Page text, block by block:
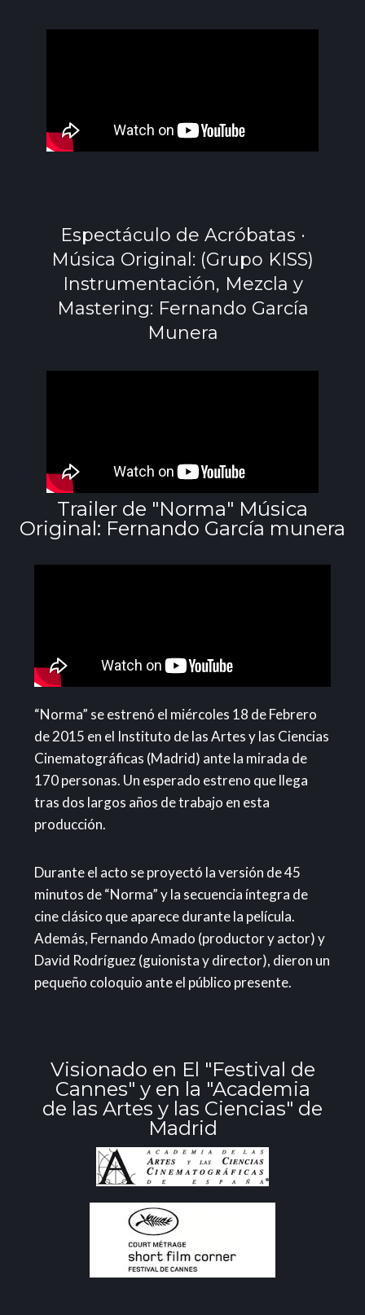
Espectáculo de Acróbatas ·
Música Original: (Grupo KISS)
Instrumentación, Mezcla y
Mastering: Fernando García
Munera
Trailer de "Norma" Música
Original: Fernando García munera
“Norma” se estrenó el miércoles 18 de Febrero
de 2015 en el Instituto de las Artes y las Ciencias
Cinematográficas (Madrid) ante la mirada de
170 personas. Un esperado estreno que llega
tras dos largos años de trabajo en esta
producción.
Durante el acto se proyectó la versión de 45
minutos de “Norma” y la secuencia íntegra de
cine clásico que aparece durante la película.
Además, Fernando Amado (productor y actor) y
David Rodríguez (guionista y director), dieron un
pequeño coloquio ante el público presente.
Visionado en El "Festival de
Cannes" y en la "Academia
de las Artes y las Ciencias" de
Madrid